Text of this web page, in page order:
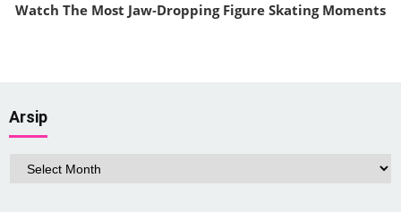
Watch The Most Jaw‑Dropping Figure Skating Moments
Arsip
Arsip